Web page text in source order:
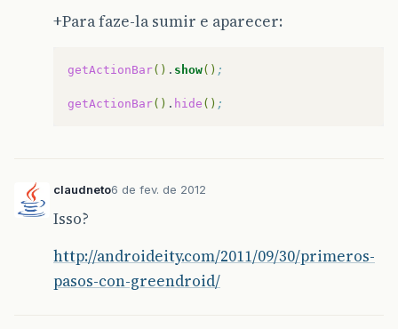
+Para faze-la sumir e aparecer:
getActionBar() . show() ;
getActionBar() . hide () ;
claudneto6 de fev. de 2012
Isso?
http://androideity.com/2011/09/30/primeros-
pasos-con-greendroid/